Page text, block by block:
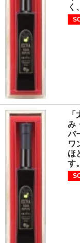
く
み
バ
ワ
ほ
す。